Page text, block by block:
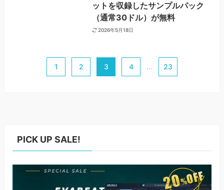
ットを収録したサンプルパック
（通常30ドル）が無料
2026年5月18日
1 2 3 4 ... 23
PICK UP SALE!